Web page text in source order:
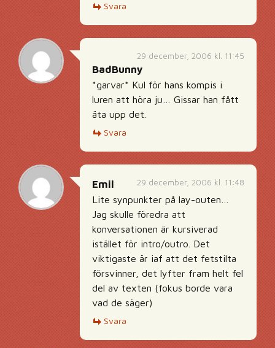
Svara
29 december, 2006 kl. 11:45
BadBunny
*garvar* Kul för hans kompis i
luren att höra ju… Gissar han fått
äta upp det.
Svara
29 december, 2006 kl. 11:48
Emil
Lite synpunkter på lay-outen…
Jag skulle föredra att
konversationen är kursiverad
istället för intro/outro. Det
viktigaste är iaf att det fetstilta
försvinner, det lyfter fram helt fel
del av texten (fokus borde vara
vad de säger)
Svara